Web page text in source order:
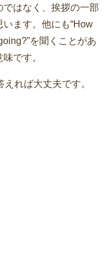
はなく、挨拶の一部
ます。他にも“How
を聞くことがあ
です。
えれば大丈夫です。